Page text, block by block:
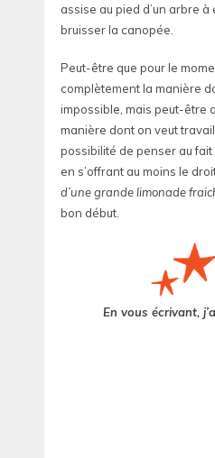
assise au pied d’un arbre
bruisser la canopée.
Peut-être que pour le
complètement la manière
impossible, mais peut-être
manière dont on veut
possibilité de penser au fait
en s’offrant au moins le
d’une grande limonade
bon début.
En vous écrivant,